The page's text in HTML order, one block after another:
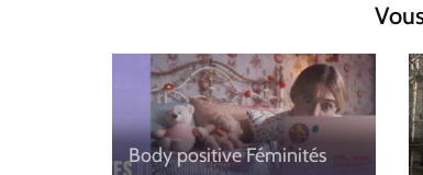
Body positiveFéminités